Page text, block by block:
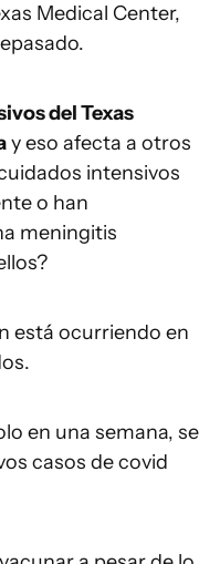
Medical Center,
del Texas
y eso afecta a otros
intensivos
o han
meningitis
está ocurriendo en
en una semana, se
casos de covid